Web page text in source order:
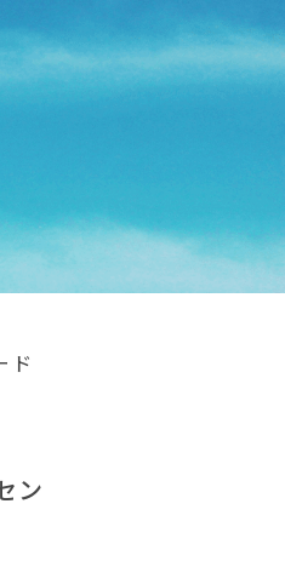
ド
ン